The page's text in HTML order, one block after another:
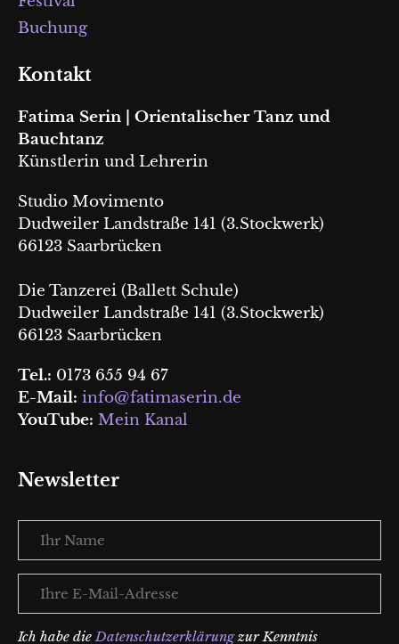
Buchung
Kontakt
Fatima Serin | Orientalischer Tanz und
Bauchtanz
Künstlerin und Lehrerin
Studio Movimento
Dudweiler Landstraße 141 (3.Stockwerk)
66123 Saarbrücken
Die Tanzerei (Ballett Schule)
Dudweiler Landstraße 141 (3.Stockwerk)
66123 Saarbrücken
Tel.: 0173 655 94 67
E-Mail: info@fatimaserin.de
YouTube: Mein Kanal
Newsletter
Ihre
Mail-
Ich habe dieDatenschutzerklärungzur Kenntnis